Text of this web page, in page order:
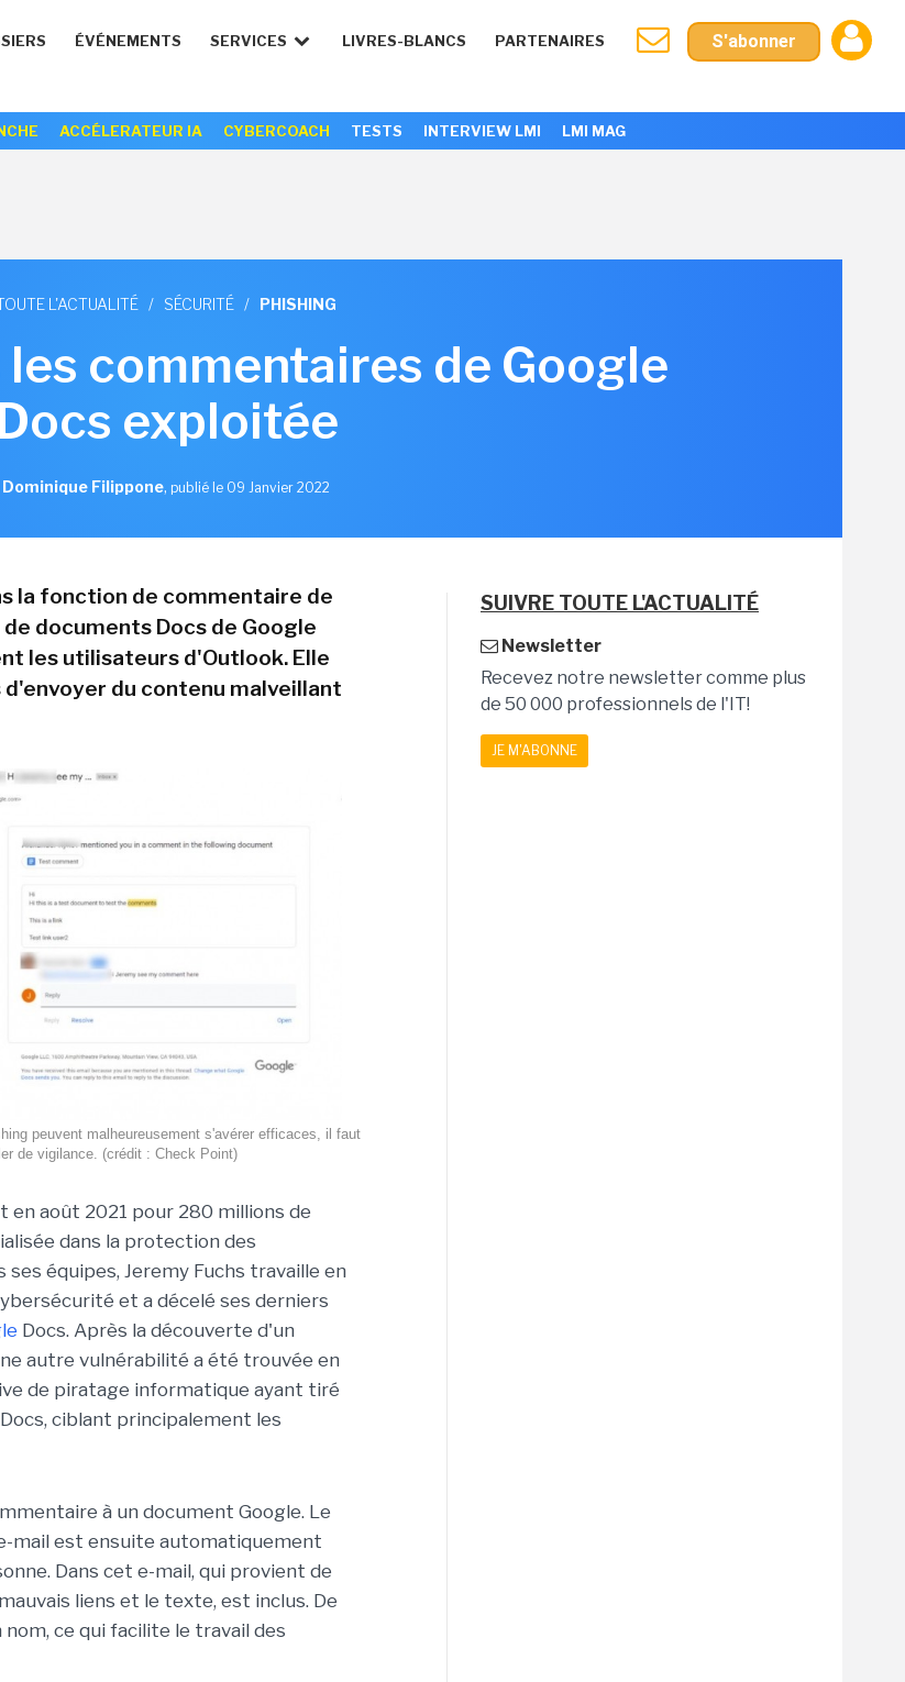
ÉVÉNEMENTS SERVICES LIVRES-BLANCS PARTENAIRES S'abonner
ACCÉLERATEUR IA CYBERCOACH TESTS INTERVIEW LMI LMI MAG
L'ACTUALITÉ / SÉCURITÉ / PHISHING
commentaires de Google
exploitée
Dominique Filippone, publié le 09 Janvier 2022
la fonction de commentaire de
documents Docs de Google
les utilisateurs d'Outlook. Elle
du contenu malveillant
peuvent malheureusement s'avérer efficaces, il faut
de vigilance. (crédit : Check Point)
en août 2021 pour 280 millions de
dans la protection des
ses équipes, Jeremy Fuchs travaille en
et a décelé ses derniers
Docs. Après la découverte d'un
autre vulnérabilité a été trouvée en
de piratage informatique ayant tiré
ciblant principalement les
à un document Google. Le
mail est ensuite automatiquement
Dans cet e-mail, qui provient de
liens et le texte, est inclus. De
ce qui facilite le travail des
SUIVRE TOUTE L'ACTUALITÉ
Newsletter
Recevez notre newsletter comme plus
de 50 000 professionnels de l'IT!
JE M'ABONNE